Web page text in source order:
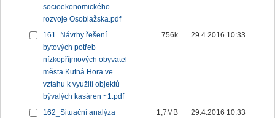
socioekonomického
rozvoje Osoblažska.pdf
161_Návrhy řešení
bytových potřeb
nízkopříjmových obyvatel
města Kutná Hora ve
vztahu k využití objektů
bývalých kasáren ~1.pdf
756k 29.4.2016 10:33
162_Situační analýza
1,7MB 29.4.2016 10:33